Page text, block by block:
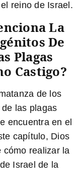
reino de Israel.
La
De
Plagas
Castigo?
de los
las plagas
encuentra en el
capítulo, Dios
cómo realizar la
Israel de la